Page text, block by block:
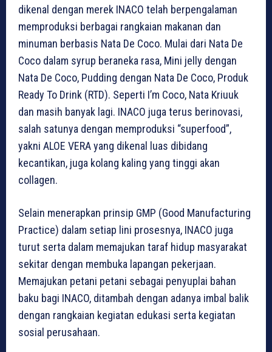
dikenal dengan merek INACO telah berpengalaman
memproduksi berbagai rangkaian makanan dan
minuman berbasis Nata De Coco. Mulai dari Nata De
Coco dalam syrup beraneka rasa, Mini jelly dengan
Nata De Coco, Pudding dengan Nata De Coco, Produk
Ready To Drink (RTD). Seperti I’m Coco, Nata Kriuuk
dan masih banyak lagi. INACO juga terus berinovasi,
salah satunya dengan memproduksi “superfood”,
yakni ALOE VERA yang dikenal luas dibidang
kecantikan, juga kolang kaling yang tinggi akan
collagen.
Selain menerapkan prinsip GMP (Good Manufacturing
Practice) dalam setiap lini prosesnya, INACO juga
turut serta dalam memajukan taraf hidup masyarakat
sekitar dengan membuka lapangan pekerjaan.
Memajukan petani petani sebagai penyuplai bahan
baku bagi INACO, ditambah dengan adanya imbal balik
dengan rangkaian kegiatan edukasi serta kegiatan
sosial perusahaan.